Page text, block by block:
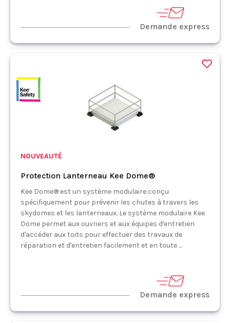
Demande express
NOUVEAUTÉ
Protection Lanterneau Kee Dome®
Kee Dome® est un système modulaire conçu
spécifiquement pour prévenir les chutes à travers les
skydomes et les lanterneaux. Le système modulaire Kee
Dome permet aux ouvriers et aux équipes d'entretien
d'accéder aux toits pour effectuer des travaux de
réparation et d'entretien facilement et en toute ...
Demande express